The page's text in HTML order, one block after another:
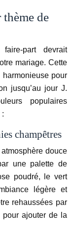
de
part devrait
mariage. Cette
pour
jusqu’au jour J.
populaires
:
champêtres
douce
une palette de
poudré, le vert
légère et
rehaussées par
pour ajouter de la